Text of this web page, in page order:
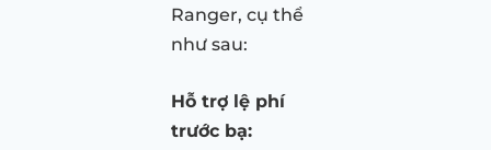
Ranger, cụ thể
như sau:
Hỗ trợ lệ phí
trước bạ: